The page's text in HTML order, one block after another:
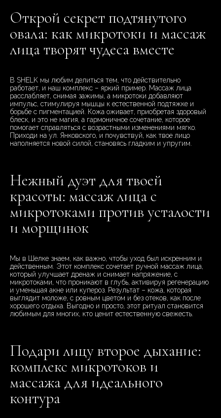
Открой секрет подтянутого
овала: как микротоки и массаж
лица творят чудеса вместе
В SHELK мы любим делиться тем, что действительно
работает, и наш комплекс – яркий пример. Массаж лица
расслабляет, снимая зажимы, а микротоки добавляют
импульс, стимулируя мышцы к естественной подтяжке и
борьбе с пигментацией. Кожа оживает, приобретая здоровый
блеск, и это не магия, а гармоничное сочетание, которое
помогает справляться с возрастными изменениями мягко.
Приходи на ул. Янковского, и почувствуй, как твое лицо
наполняется новой силой, становясь гладким и упругим.
Нежный дуэт для твоей
красоты: массаж лица с
микротоками против усталости
и морщинок
Мы в Шелке знаем, как важно, чтобы уход был искренним и
действенным. Этот комплекс сочетает ручной массаж лица,
который улучшает дренаж и снимает напряжение, с
микротоками, что проникают в глубь, активируя регенерацию
и уменьшая акне или купероз. Результат – кожа, которая
выглядит моложе, с ровным цветом и без отеков, как после
хорошего отдыха. Выгодно и просто, этот ритуал становится
любимым для многих, кто ценит естественную свежесть.
Подари лицу второе дыхание:
комплекс микротоков и
массажа для идеального
контура